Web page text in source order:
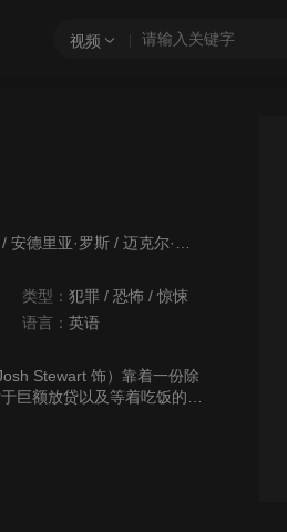
视频
/ 安德里亚·罗斯 / 迈克尔·瑞利·伯克
类型： 犯罪 / 恐怖 / 惊悚
语言： 英语
Stewart 饰）靠着一份除
巨额放贷以及等着吃饭的老